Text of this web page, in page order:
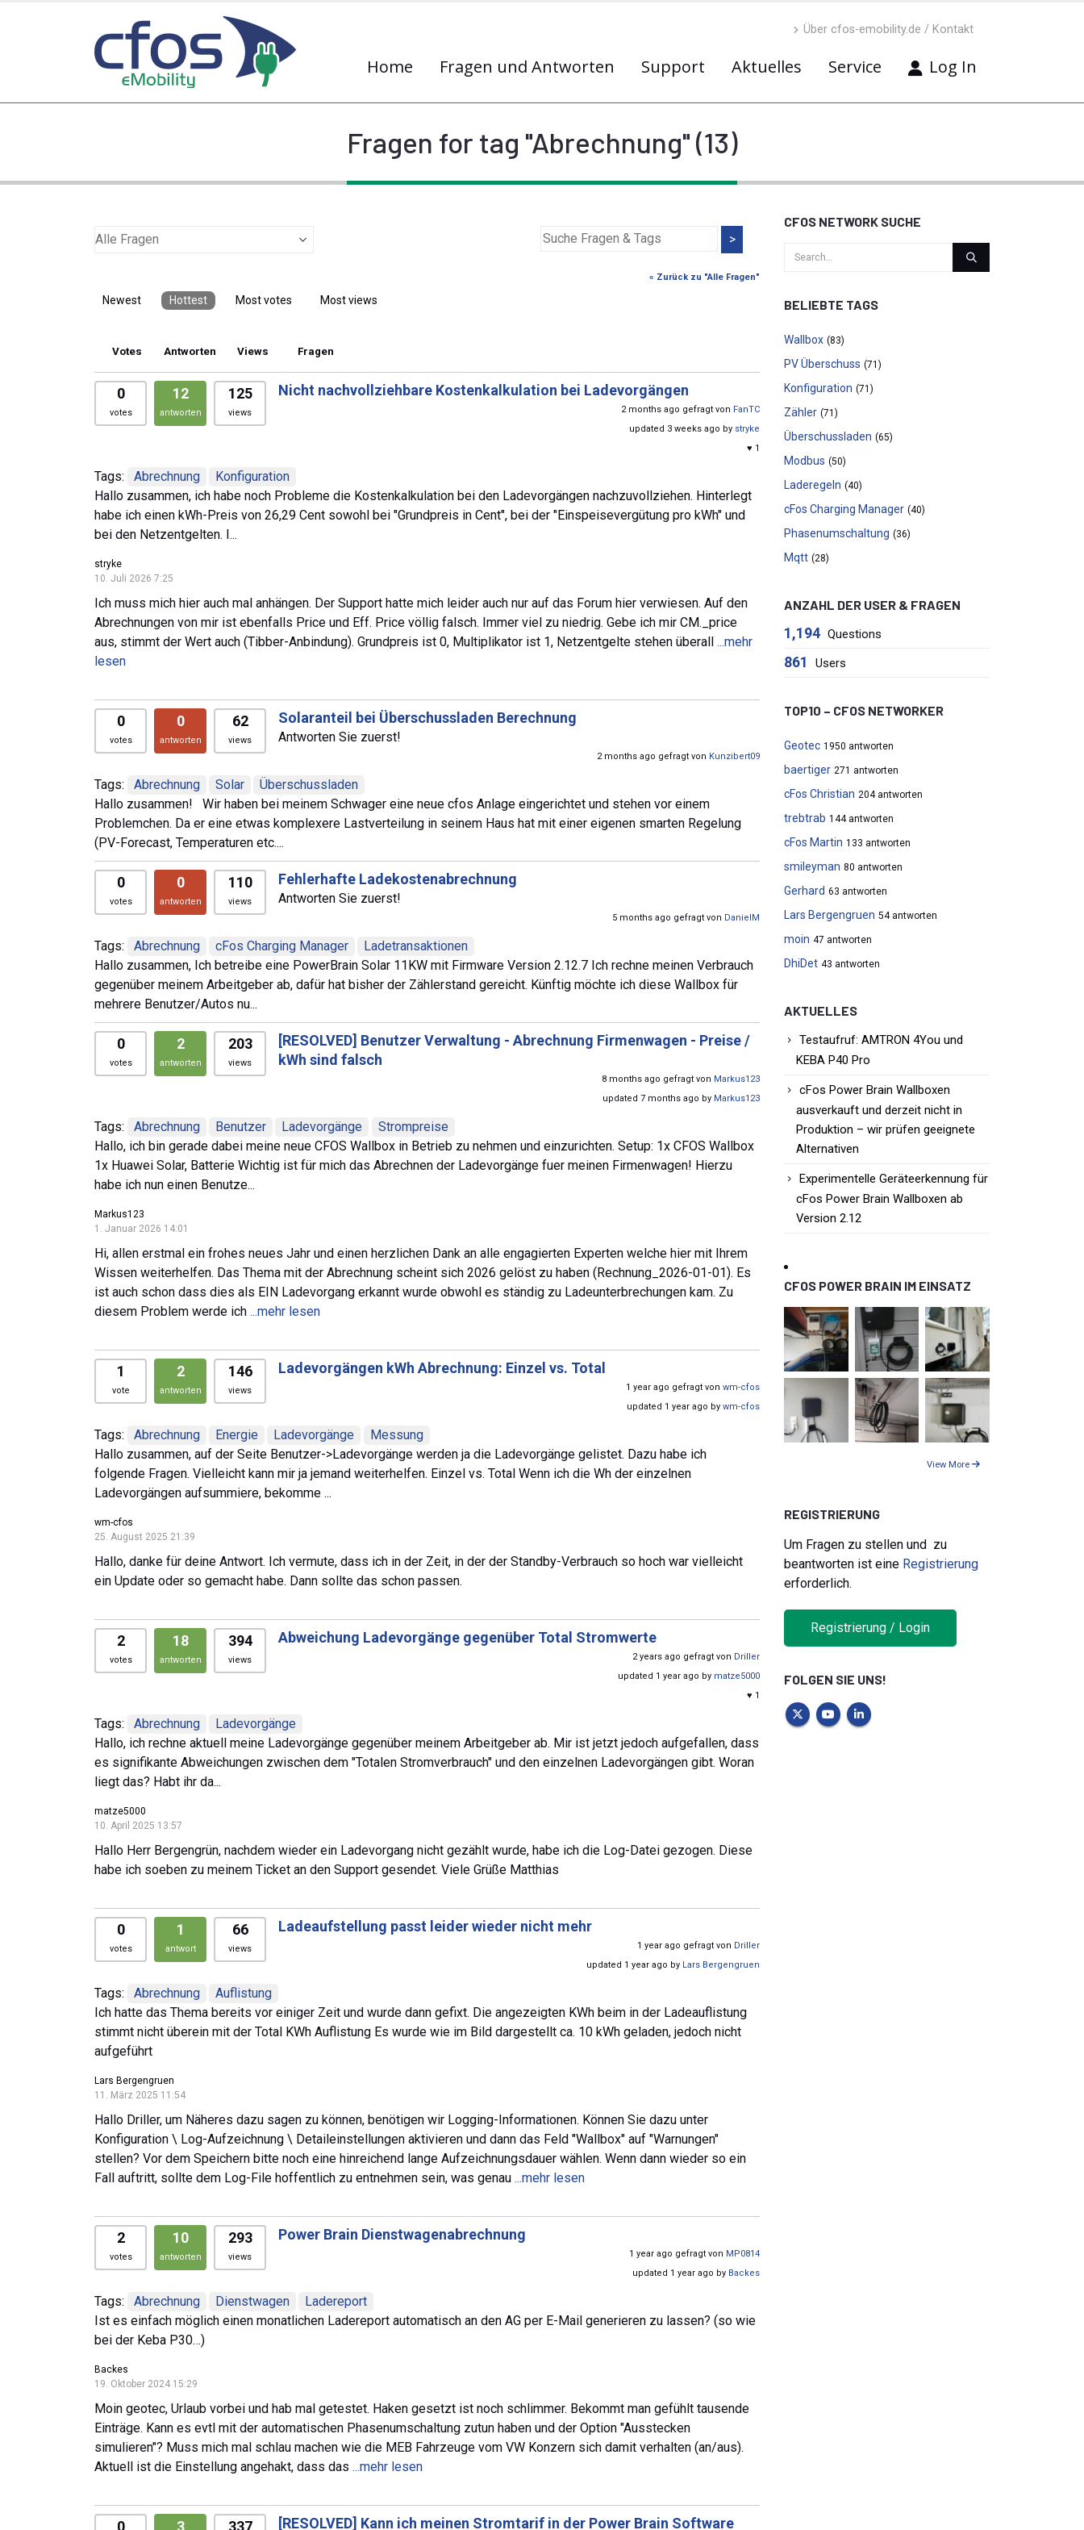
Über cfos-emobility.de / Kontakt
Home Fragen und Antworten Support Aktuelles Service Log In
Fragen for tag "Abrechnung" (13)
>
« Zurück zu "Alle Fragen"
Newest Hottest Most votes Most views
Votes Antworten Views Fragen
0
votes
12
antworten
125
views
Nicht nachvollziehbare Kostenkalkulation bei Ladevorgängen
2 months ago gefragt von FanTC
updated 3 weeks ago by stryke
♥ 1
Tags: Abrechnung
Konfiguration
Hallo zusammen, ich habe noch Probleme die Kostenkalkulation bei den Ladevorgängen nachzuvollziehen. Hinterlegt
habe ich einen kWh-Preis von 26,29 Cent sowohl bei "Grundpreis in Cent", bei der "Einspeisevergütung pro kWh" und
bei den Netzentgelten. I...
stryke
10. Juli 2026 7:25
Ich muss mich hier auch mal anhängen. Der Support hatte mich leider auch nur auf das Forum hier verwiesen. Auf den
Abrechnungen von mir ist ebenfalls Price und Eff. Price völlig falsch. Immer viel zu niedrig. Gebe ich mir CM._price
aus, stimmt der Wert auch (Tibber-Anbindung). Grundpreis ist 0, Multiplikator ist 1, Netzentgelte stehen überall ...mehr
lesen
0
votes
0
antworten
62
views
Solaranteil bei Überschussladen Berechnung
Antworten Sie zuerst!
2 months ago gefragt von Kunzibert09
Tags: Abrechnung Solar
Überschussladen
Hallo zusammen! Wir haben bei meinem Schwager eine neue cfos Anlage eingerichtet und stehen vor einem
Problemchen. Da er eine etwas komplexere Lastverteilung in seinem Haus hat mit einer eigenen smarten Regelung
(PV-Forecast, Temperaturen etc....
0
votes
0
antworten
110
views
Fehlerhafte Ladekostenabrechnung
Antworten Sie zuerst!
5 months ago gefragt von DanielM
Tags: Abrechnung cFos Charging Manager
Ladetransaktionen
Hallo zusammen, Ich betreibe eine PowerBrain Solar 11KW mit Firmware Version 2.12.7 Ich rechne meinen Verbrauch
gegenüber meinem Arbeitgeber ab, dafür hat bisher der Zählerstand gereicht. Künftig möchte ich diese Wallbox für
mehrere Benutzer/Autos nu...
0
votes
2
antworten
203
views
[RESOLVED] Benutzer Verwaltung - Abrechnung Firmenwagen - Preise /
kWh sind falsch
8 months ago gefragt von Markus123
updated 7 months ago by Markus123
Tags: Abrechnung Benutzer Ladevorgänge
Strompreise
Hallo, ich bin gerade dabei meine neue CFOS Wallbox in Betrieb zu nehmen und einzurichten. Setup: 1x CFOS Wallbox
1x Huawei Solar, Batterie Wichtig ist für mich das Abrechnen der Ladevorgänge fuer meinen Firmenwagen! Hierzu
habe ich nun einen Benutze...
Markus123
1. Januar 2026 14:01
Hi, allen erstmal ein frohes neues Jahr und einen herzlichen Dank an alle engagierten Experten welche hier mit Ihrem
Wissen weiterhelfen. Das Thema mit der Abrechnung scheint sich 2026 gelöst zu haben (Rechnung_2026-01-01). Es
ist auch schon dass dies als EIN Ladevorgang erkannt wurde obwohl es ständig zu Ladeunterbrechungen kam. Zu
diesem Problem werde ich ...mehr lesen
1
vote
2
antworten
146
views
Ladevorgängen kWh Abrechnung: Einzel vs. Total
1 year ago gefragt von wm-cfos
updated 1 year ago by wm-cfos
Tags: Abrechnung Energie Ladevorgänge
Messung
Hallo zusammen, auf der Seite Benutzer->Ladevorgänge werden ja die Ladevorgänge gelistet. Dazu habe ich
folgende Fragen. Vielleicht kann mir ja jemand weiterhelfen. Einzel vs. Total Wenn ich die Wh der einzelnen
Ladevorgängen aufsummiere, bekomme ...
wm-cfos
25. August 2025 21:39
Hallo, danke für deine Antwort. Ich vermute, dass ich in der Zeit, in der der Standby-Verbrauch so hoch war vielleicht
ein Update oder so gemacht habe. Dann sollte das schon passen.
2
votes
18
antworten
394
views
Abweichung Ladevorgänge gegenüber Total Stromwerte
2 years ago gefragt von Driller
updated 1 year ago by matze5000
♥ 1
Tags: Abrechnung
Ladevorgänge
Hallo, ich rechne aktuell meine Ladevorgänge gegenüber meinem Arbeitgeber ab. Mir ist jetzt jedoch aufgefallen, dass
es signifikante Abweichungen zwischen dem "Totalen Stromverbrauch" und den einzelnen Ladevorgängen gibt. Woran
liegt das? Habt ihr da...
matze5000
10. April 2025 13:57
Hallo Herr Bergengrün, nachdem wieder ein Ladevorgang nicht gezählt wurde, habe ich die Log-Datei gezogen. Diese
habe ich soeben zu meinem Ticket an den Support gesendet. Viele Grüße Matthias
0
votes
1
antwort
66
views
Ladeaufstellung passt leider wieder nicht mehr
1 year ago gefragt von Driller
updated 1 year ago by Lars Bergengruen
Tags: Abrechnung
Auflistung
Ich hatte das Thema bereits vor einiger Zeit und wurde dann gefixt. Die angezeigten KWh beim in der Ladeauflistung
stimmt nicht überein mit der Total KWh Auflistung Es wurde wie im Bild dargestellt ca. 10 kWh geladen, jedoch nicht
aufgeführt
Lars Bergengruen
11. März 2025 11:54
Hallo Driller, um Näheres dazu sagen zu können, benötigen wir Logging-Informationen. Können Sie dazu unter
Konfiguration \ Log-Aufzeichnung \ Detaileinstellungen aktivieren und dann das Feld "Wallbox" auf "Warnungen"
stellen? Vor dem Speichern bitte noch eine hinreichend lange Aufzeichnungsdauer wählen. Wenn dann wieder so ein
Fall auftritt, sollte dem Log-File hoffentlich zu entnehmen sein, was genau ...mehr lesen
2
votes
10
antworten
293
views
Power Brain Dienstwagenabrechnung
1 year ago gefragt von MP0814
updated 1 year ago by Backes
Tags: Abrechnung Dienstwagen
Ladereport
Ist es einfach möglich einen monatlichen Ladereport automatisch an den AG per E-Mail generieren zu lassen? (so wie
bei der Keba P30…)
Backes
19. Oktober 2024 15:29
Moin geotec, Urlaub vorbei und hab mal getestet. Haken gesetzt ist noch schlimmer. Bekommt man gefühlt tausende
Einträge. Kann es evtl mit der automatischen Phasenumschaltung zutun haben und der Option "Ausstecken
simulieren"? Muss mich mal schlau machen wie die MEB Fahrzeuge vom VW Konzern sich damit verhalten (an/aus).
Aktuell ist die Einstellung angehakt, dass das ...mehr lesen
0 3 337 [RESOLVED] Kann ich meinen Stromtarif in der Power Brain Software
CFOS NETWORK SUCHE
BELIEBTE TAGS
Wallbox (83)
PV Überschuss (71)
Konfiguration (71)
Zähler (71)
Überschussladen (65)
Modbus (50)
Laderegeln (40)
cFos Charging Manager (40)
Phasenumschaltung (36)
Mqtt (28)
ANZAHL DER USER & FRAGEN
1,194 Questions
861 Users
TOP10 – CFOS NETWORKER
Geotec 1950 antworten
baertiger 271 antworten
cFos Christian 204 antworten
trebtrab 144 antworten
cFos Martin 133 antworten
smileyman 80 antworten
Gerhard 63 antworten
Lars Bergengruen 54 antworten
moin 47 antworten
DhiDet 43 antworten
AKTUELLES
Testaufruf: AMTRON 4You und
KEBA P40 Pro
cFos Power Brain Wallboxen
ausverkauft und derzeit nicht in
Produktion – wir prüfen geeignete
Alternativen
Experimentelle Geräteerkennung für
cFos Power Brain Wallboxen ab
Version 2.12
CFOS POWER BRAIN IM EINSATZ
View More
REGISTRIERUNG
Um Fragen zu stellen und zu
beantworten ist eine Registrierung
erforderlich.
Registrierung / Login
FOLGEN SIE UNS!